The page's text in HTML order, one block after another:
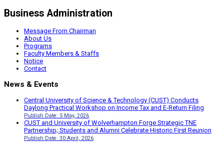
Business Administration
Message From Chairman
About Us
Programs
Faculty Members & Staffs
Notice
Contact
News & Events
Central University of Science & Technology (CUST) Conducts
Daylong Practical Workshop on Income Tax and E-Return Filing
Publish Date: 5 May, 2026
CUST and University of Wolverhampton Forge Strategic TNE
Partnership; Students and Alumni Celebrate Historic First Reunion
Publish Date: 30 April, 2026